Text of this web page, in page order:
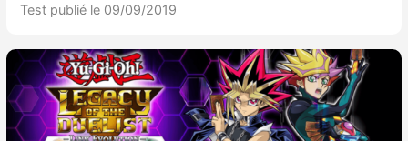
Test publié le 09/09/2019